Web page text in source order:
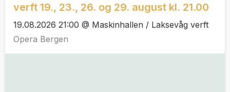
verft 19., 23., 26. og 29. august kl. 21.00
19.08.2026 21:00 @ Maskinhallen / Laksevåg verft
Opera Bergen